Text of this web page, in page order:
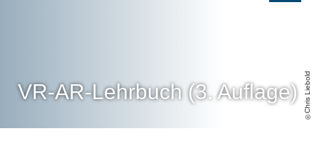
Chris Liebold
VR-AR-Lehrbuch (3. Auflage)